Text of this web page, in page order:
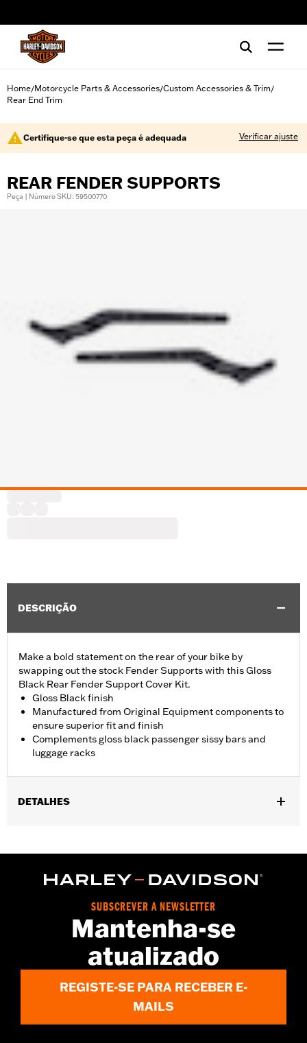
Home/Motorcycle Parts & Accessories/Custom Accessories & Trim/
Rear End Trim
Certifique-se que esta peça é adequada Verificar ajuste
REAR FENDER SUPPORTS
Peça | Número SKU: 59500770
DESCRIÇÃO
Make a bold statement on the rear of your bike by
swapping out the stock Fender Supports with this Gloss
Black Rear Fender Support Cover Kit.
Gloss Black finish
Manufactured from Original Equipment components to
ensure superior fit and finish
Complements gloss black passenger sissy bars and
luggage racks
DETALHES
In the Box: Left and right fender support covers, mounting
1 year limited warranty – Go towww.h-
d.com/warrantyfor full details
SUBSCREVER A NEWSLETTER
Mantenha-se
atualizado
REGISTE-SE PARA RECEBER E-
MAILS